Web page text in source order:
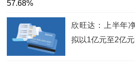
欣旺达：上半年
拟以1亿元至2亿